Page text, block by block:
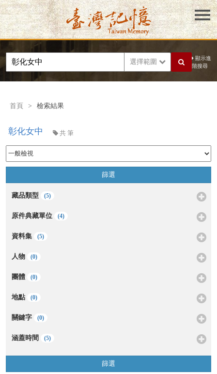
選擇範圍
顯示進
階搜尋
首頁 > 檢索結果
彰化女中 共筆
篩選
藏品類型 (5)
原件典藏單位 (4)
資料集 (5)
人物 (0)
團體 (0)
地點 (0)
關鍵字 (0)
涵蓋時間 (5)
篩選